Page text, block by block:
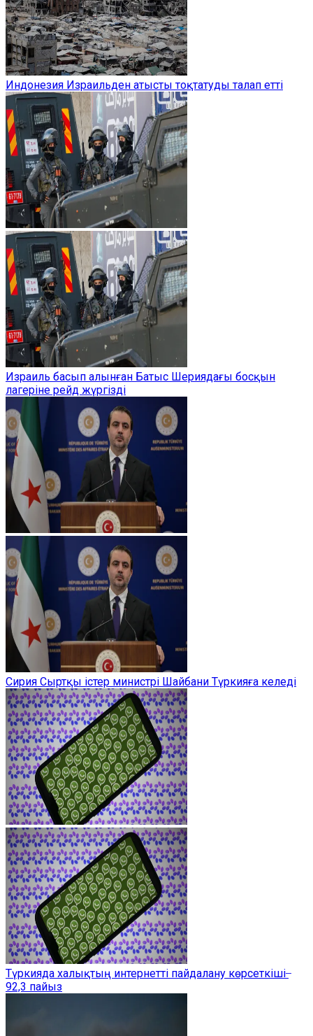
Индонезия Израильден атысты тоқтатуды талап етті
Израиль басып алынған Батыс Шериядағы босқын
лагеріне рейд жүргізді
Сирия Сыртқы істер министрі Шайбани Түркияға келеді
Түркияда халықтың интернетті пайдалану көрсеткіші ̶
92,3 пайыз